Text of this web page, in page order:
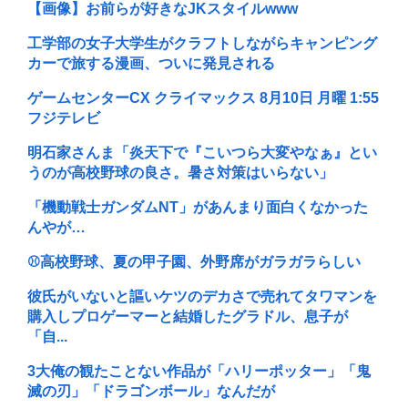
【画像】お前らが好きなJKスタイルwww
工学部の女子大学生がクラフトしながらキャンピング
カーで旅する漫画、ついに発見される
ゲームセンターCX クライマックス 8月10日 月曜 1:55
フジテレビ
明石家さんま「炎天下で『こいつら大変やなぁ』とい
うのが高校野球の良さ。暑さ対策はいらない」
「機動戦士ガンダムNT」があんまり面白くなかった
んやが…
⚾高校野球、夏の甲子園、外野席がガラガラらしい
彼氏がいないと謳いケツのデカさで売れてタワマンを
購入しプロゲーマーと結婚したグラドル、息子が
「自...
3大俺の観たことない作品が「ハリーポッター」「鬼
滅の刃」「ドラゴンボール」なんだが